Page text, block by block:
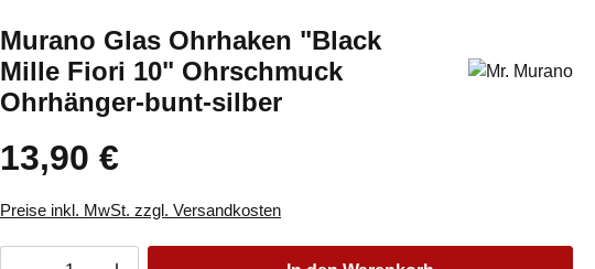
Murano Glas Ohrhaken "Black
Mille Fiori 10" Ohrschmuck
Ohrhänger-bunt-silber
Regulärer Preis:
13,90 €
Preise inkl. MwSt. zzgl. Versandkosten